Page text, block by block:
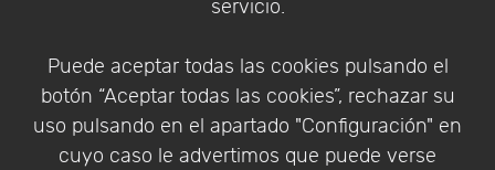
servicio.
Puede aceptar todas las cookies pulsando el
botón “Aceptar todas las cookies”, rechazar su
uso pulsando en el apartado "Configuración" en
cuyo caso le advertimos que puede verse
Identificarse